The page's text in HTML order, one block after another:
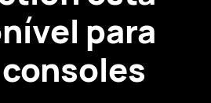
para
consoles